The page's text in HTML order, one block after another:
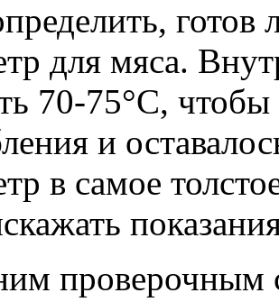
готов
для мяса.
70-75°C,
и
в самое
проверочным